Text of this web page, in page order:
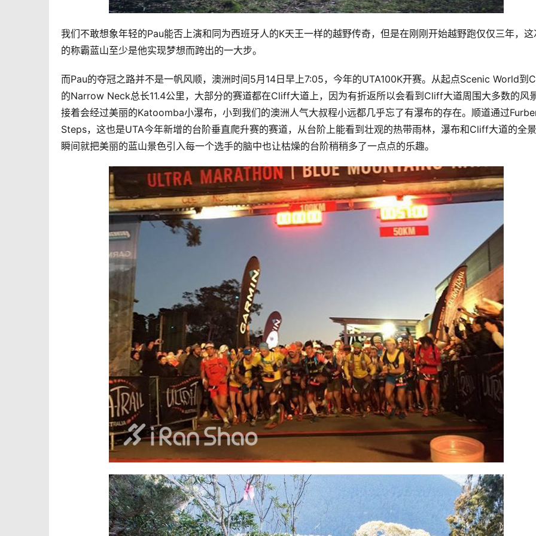
我们不敢想象年轻的Pau能否上演和同为西班牙人的K天王一样的越野传奇，但是在刚刚开始越野跑仅仅三年，这
的称霸蓝山至少是他实现梦想而跨出的一大步。
而Pau的夺冠之路并不是一帆风顺，澳洲时间5月14日早上7:05，今年的UTA100K开赛。从起点Scenic World到
的Narrow Neck总长11.4公里，大部分的赛道都在Cliff大道上，因为有折返所以会看到Cliff大道周围大多数的风景
接着会经过美丽的Katoomba小瀑布，小到我们的澳洲人气大叔程小远都几乎忘了有瀑布的存在。顺道通过
Steps，这也是UTA今年新增的台阶垂直爬升赛的赛道，从台阶上能看到壮观的热带雨林，瀑布和Cliff大道的全景
瞬间就把美丽的蓝山景色引入每一个选手的脑中也让枯燥的台阶稍稍多了一点点的乐趣。